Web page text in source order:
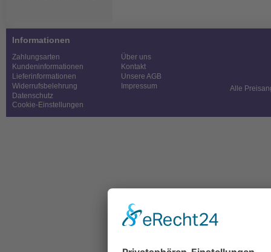
Informationen
Zahlungsarten
Kundeninformationen
Lieferinformationen
Widerrufsbelehrung
Datenschutz
Cookie-Einstellungen
Über uns
Kontakt
Unsere AGB
Impressum
Alle